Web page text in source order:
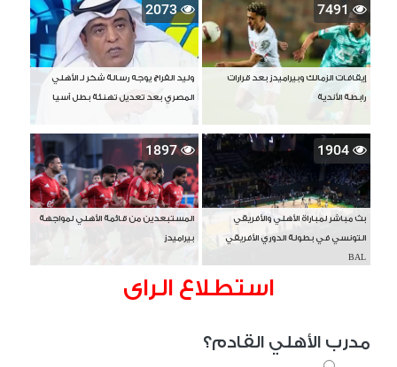
7491
إيقافات الزمالك وبيراميدز بعد قرارات
رابطة الأندية
2073
وليد الفراج يوجه رسالة شكر لـ الأهلي
المصري بعد تعديل تهنئة بطل آسيا
1904
بث مباشر لمباراة الأهلي والأفريقي
التونسي في بطولة الدوري الأفريقي
BAL
1897
المستبعدين من قائمة الأهلي لمواجهة
بيراميدز
استطلاع الراى
مدرب الأهلي القادم؟